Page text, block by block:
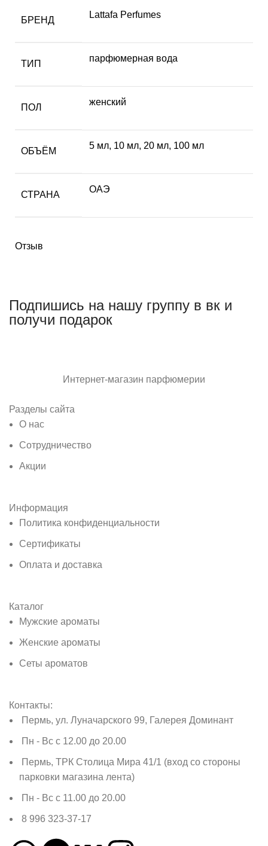
БРЕНД
Lattafa Perfumes
ТИП
парфюмерная вода
ПОЛ
женский
ОБЪЁМ
5 мл, 10 мл, 20 мл, 100 мл
СТРАНА
ОАЭ
Отзыв
Подпишись на нашу группу в вк и
получи подарок
Интернет-магазин парфюмерии
Разделы сайта
О нас
Сотрудничество
Акции
Информация
Политика конфиденциальности
Сертификаты
Оплата и доставка
Каталог
Мужские ароматы
Женские ароматы
Сеты ароматов
Контакты:
Пермь, ул. Луначарского 99, Галерея Доминант
Пн - Вс с 12.00 до 20.00
Пермь, ТРК Столица Мира 41/1 (вход со стороны
парковки магазина лента)
Пн - Вс с 11.00 до 20.00
8 996 323-37-17